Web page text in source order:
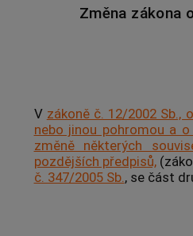
Změna zákona
V zákoně č. 12/2002
nebo jinou pohromou a
změně některých
pozdějších předpisů,
č. 347/2005 Sb., se část